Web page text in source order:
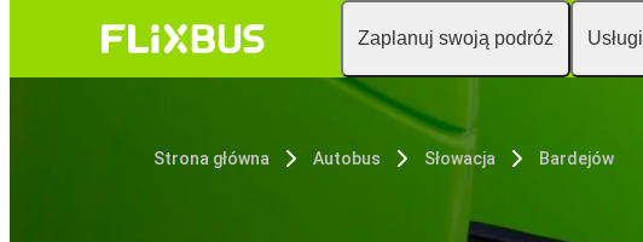
Zaplanuj swoją podróż Usługi
Strona główna Autobus Słowacja Bardejów